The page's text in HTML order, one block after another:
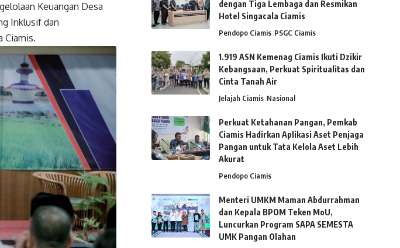
Keuangan Desa
Inklusif dan
Ciamis.
dengan Tiga Lembaga dan Resmikan
Hotel Singacala Ciamis
Pendopo Ciamis PSGC Ciamis
1.919 ASN Kemenag Ciamis Ikuti Dzikir
Kebangsaan, Perkuat Spiritualitas dan
Cinta Tanah Air
Jelajah Ciamis Nasional
Perkuat Ketahanan Pangan, Pemkab
Ciamis Hadirkan Aplikasi Aset Penjaga
Pangan untuk Tata Kelola Aset Lebih
Akurat
Pendopo Ciamis
Menteri UMKM Maman Abdurrahman
dan Kepala BPOM Teken MoU,
Luncurkan Program SAPA SEMESTA
UMK Pangan Olahan